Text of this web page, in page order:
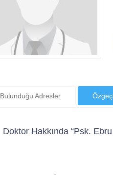
Bulunduğu Adresler
Doktor Hakkında “Psk.